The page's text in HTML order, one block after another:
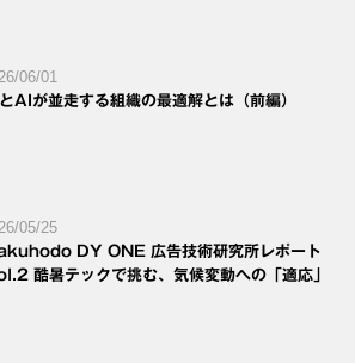
06/01
AIが並走する組織の最適解とは（前編）
05/25
DY ONE 広告技術研究所レポート
酷暑テックで挑む、気候変動への「適応」